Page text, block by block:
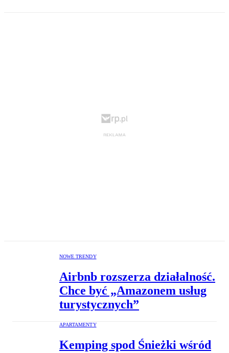
NOWE TRENDY
Airbnb rozszerza działalność.
Chce być „Amazonem usług
turystycznych”
APARTAMENTY
Kemping spod Śnieżki wśród